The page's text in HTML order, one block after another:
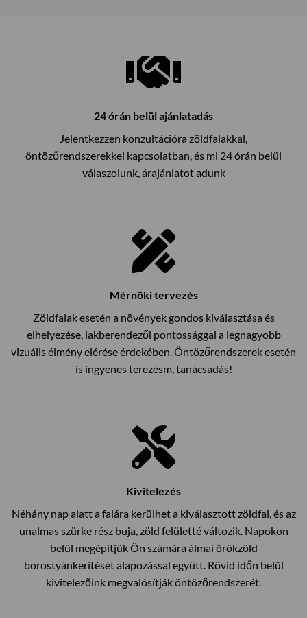
24 órán belül ajánlatadás
Jelentkezzen konzultációra zöldfalakkal,
öntözőrendszerekkel kapcsolatban, és mi 24 órán belül
válaszolunk, árajánlatot adunk
Mérnöki tervezés
Zöldfalak esetén a növények gondos kiválasztása és
elhelyezése, lakberendezői pontossággal a legnagyobb
vizuális élmény elérése érdekében. Öntözőrendszerek esetén
is ingyenes terezésm, tanácsadás!
Kivitelezés
Néhány nap alatt a falára kerülhet a kiválasztott zöldfal, és az
unalmas szürke rész buja, zöld felületté változik. Napokon
belül megépítjük Ön számára álmai örökzöld
borostyánkerítését alapozással együtt. Rövid időn belül
kivitelezőink megvalósítják öntözőrendszerét.